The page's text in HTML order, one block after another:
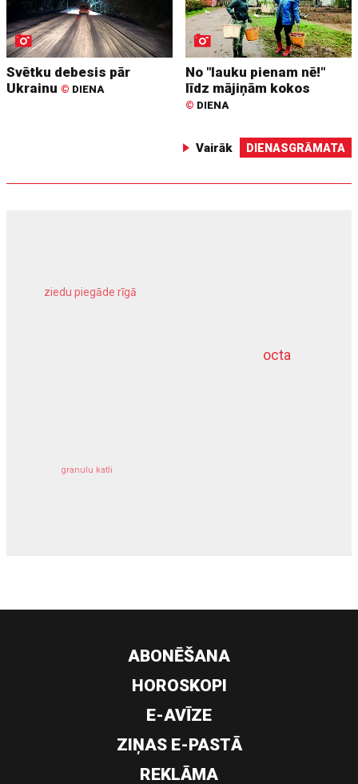
Svētku debesis pār
Ukrainu © DIENA
No "lauku pienam nē!"
līdz mājiņām kokos
© DIENA
Vairāk DIENASGRĀMATA
octa
ziedu piegāde rīgā
granulu katli
dziļurbums
ABONĒŠANA
HOROSKOPI
E-AVĪZE
ZIŅAS E-PASTĀ
REKLĀMA